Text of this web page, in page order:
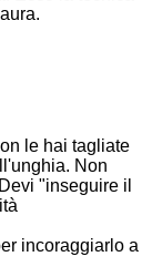
le hai tagliate
Non
"inseguire il
incoraggiarlo a